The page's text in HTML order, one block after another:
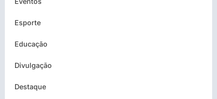
Esporte
Educação
Divulgação
Destaque